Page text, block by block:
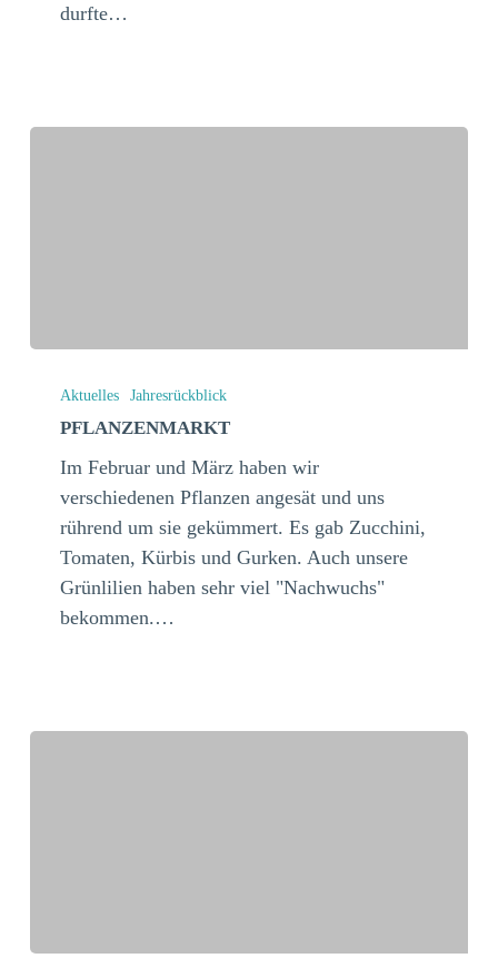
durfte…
Aktuelles Jahresrückblick
PFLANZENMARKT
Im Februar und März haben wir
verschiedenen Pflanzen angesät und uns
rührend um sie gekümmert. Es gab Zucchini,
Tomaten, Kürbis und Gurken. Auch unsere
Grünlilien haben sehr viel "Nachwuchs"
bekommen.…